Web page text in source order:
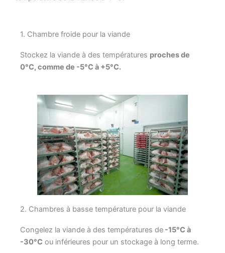
1. Chambre froide pour la viande
Stockez la viande à des températures proches de
0°C, comme de -5°C à +5°C.
2. Chambres à basse température pour la viande
Congelez la viande à des températures de -15°C à
-30°C ou inférieures pour un stockage à long terme.